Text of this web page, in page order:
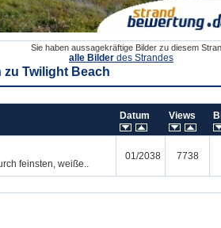
Sie haben aussagekräftige Bilder zu diesem
alle Bilder des Strandes
zu Twilight Beach
Datum Views
feinsten, weiße..
01/2038 7738